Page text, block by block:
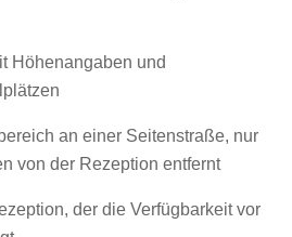
Höhenangaben und
an einer Seitenstraße, nur
von der Rezeption entfernt
der die Verfügbarkeit vor